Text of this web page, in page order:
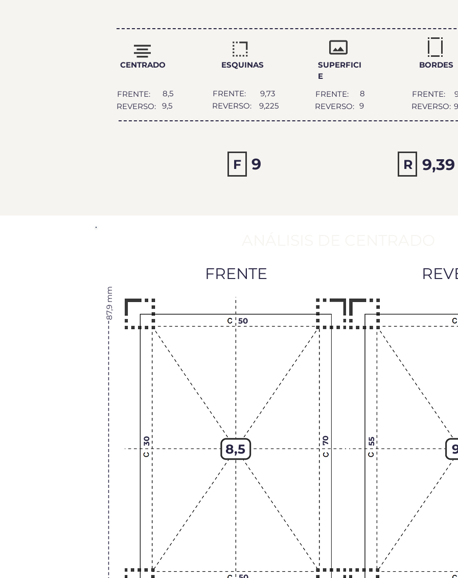
CENTRADO
FRENTE:
8,5
REVERSO:
9,5
ESQUINAS
FRENTE:
9,73
REVERSO:
9,225
SUPERFICI
E
FRENTE:
8
REVERSO: 9
BORDES
FRENTE:
REVERSO:
F 9 R 9,39
FRENTE
87,9 mm
8,5
50
30 70 55